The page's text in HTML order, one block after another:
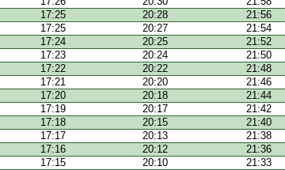
17:25 20:28
21:56
17:25 20:27
21:54
17:24 20:25
21:52
17:23 20:24
21:50
17:22 20:22
21:48
17:21 20:20
21:46
17:20 20:18
21:44
17:19 20:17
21:42
17:18 20:15
21:40
17:17 20:13
21:38
17:16 20:12
21:36
17:15 20:10 21:33